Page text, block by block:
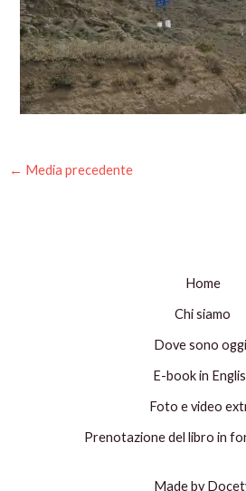
← Media precedente
Home
Chi siamo
Dove sono
E-book in
Foto e video
Prenotazione del libro in
Made by